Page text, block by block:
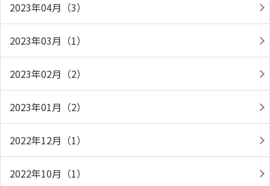
2023年04月（3）
2023年03月（1）
2023年02月（2）
2023年01月（2）
2022年12月（1）
2022年10月（1）